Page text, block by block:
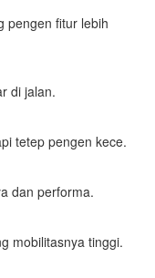
pengen fitur lebih
di jalan.
tetep pengen kece.
dan performa.
mobilitasnya tinggi.